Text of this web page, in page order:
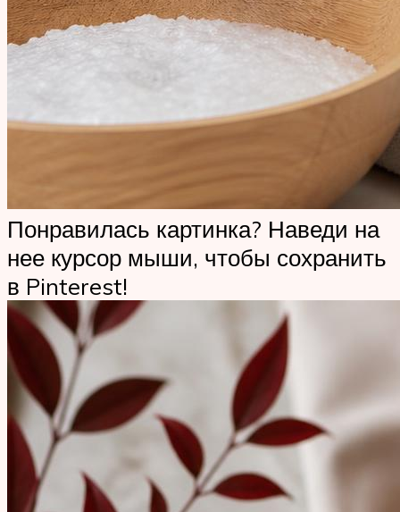
Понравилась картинка? Наведи на
нее курсор мыши, чтобы сохранить
в Pinterest!